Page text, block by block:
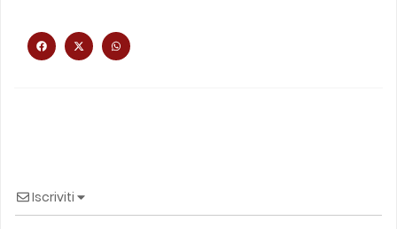
Iscriviti